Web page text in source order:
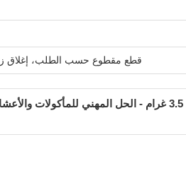
قطع مقطوع حسب الطلب، إغلاق
قم بتعزيز عبواتك باستخدام أكياس مايلر المخصصة التي تبلغ 3.5